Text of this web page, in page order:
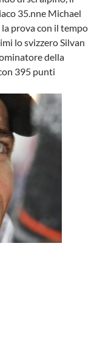
35.nne Michael
prova con il tempo
lo svizzero Silvan
della
395 punti